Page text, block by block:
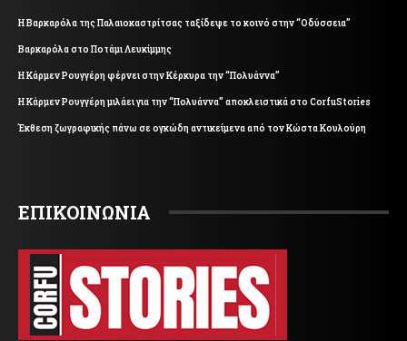
Η Βαρκαρόλα της Παλαιοκαστρίτσας ταξίδεψε το κοινό στην “Οδύσσεια”
Βαρκαρόλα στο Ποτάμι Λευκίμμης
Η Κάρμεν Ρουγγέρη φέρνει στην Κέρκυρα την “Πολυάννα”
Η Κάρμεν Ρουγγέρη μιλάει για την “Πολυάννα” αποκλειστικά στο CorfuStories
Έκθεση ζωγραφικής πάνω σε ογκώδη αντικείμενα από τον Κώστα Κουλούρη
ΕΠΙΚΟΙΝΩΝΙΑ